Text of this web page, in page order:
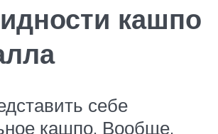
кашпо
себе
кашпо. Вообще,